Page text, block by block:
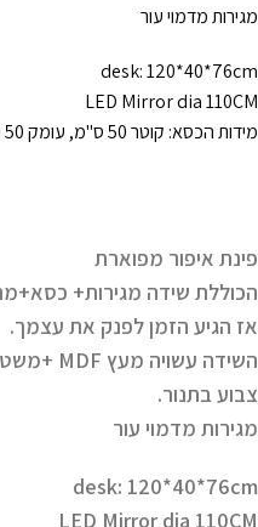
מגירות מדמוי עור
desk: 120*40*76cm
LED Mirror dia 110CM
מידות הכסא: קוטר 50 ס"מ, עומק 50 ס"מ, גובה מושב 45 ס"מ, גובה כולל 71 ס"מ
פינת איפור מפוארת
הכוללת שידה מגירות+
אז הגיע הזמן לפנק את עצמך.
השידה עשויה מעץ MDF +משטח דמוי שיש
צבוע בתנור.
מגירות מדמוי עור
desk: 120*40*76cm
LED Mirror dia 110CM